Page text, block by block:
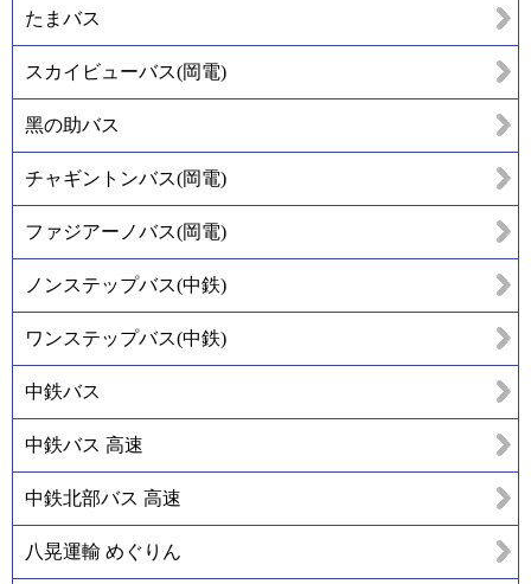
たまバス
スカイビューバス(岡電)
黑の助バス
チャギントンバス(岡電)
ファジアーノバス(岡電)
ノンステップバス(中鉄)
ワンステップバス(中鉄)
中鉄バス
中鉄バス 高速
中鉄北部バス 高速
八晃運輸 めぐりん